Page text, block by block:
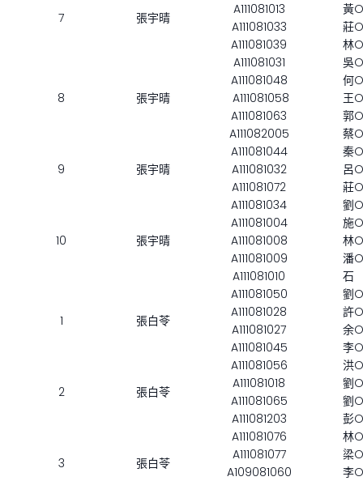
7 張宇晴
A111081013
黃
A111081033
莊
A111081039
林
8 張宇晴
A111081031
吳
A111081048
何
A111081058
王
A111081063
郭
A111082005
蔡
9 張宇晴
A111081044
秦
A111081032
呂
A111081072
莊
10 張宇晴
A111081034
劉
A111081004
施
A111081008
林
A111081009
潘
A111081010
石
1 張白苓
A111081050
劉
A111081028
許
A111081027
余
A111081045
李
2 張白苓
A111081056
洪
A111081018
劉
A111081065
劉
A111081203
彭
3 張白苓
A111081076
林
A111081077
梁
A109081060
李